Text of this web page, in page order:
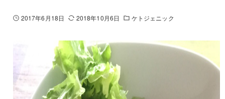
2017年6月18日 2018年10月6日 ケトジェニック